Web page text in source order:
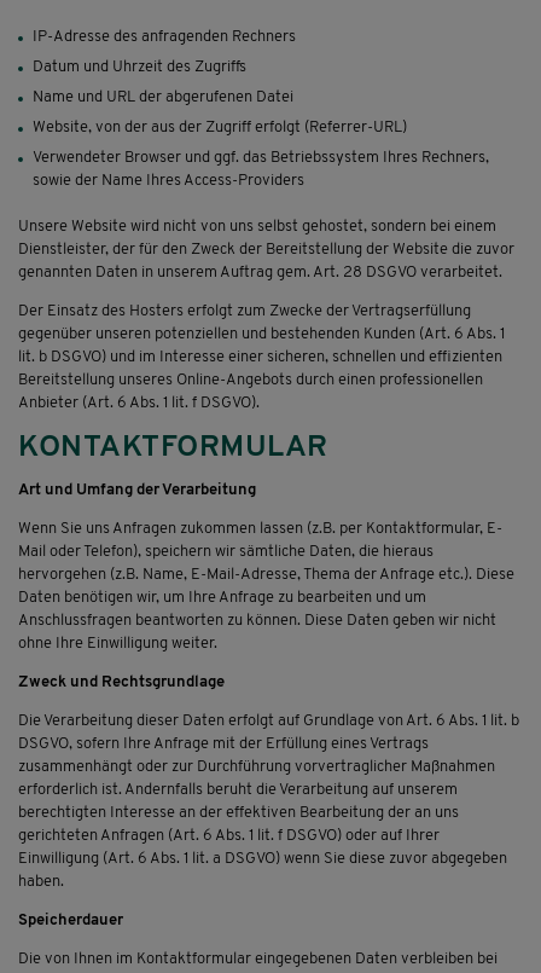
IP-Adresse des anfragenden Rechners
Datum und Uhrzeit des Zugriffs
Name und URL der abgerufenen Datei
Website, von der aus der Zugriff erfolgt (Referrer-URL)
Verwendeter Browser und ggf. das Betriebssystem Ihres Rechners,
sowie der Name Ihres Access-Providers
Unsere Website wird nicht von uns selbst gehostet, sondern bei einem
Dienstleister, der für den Zweck der Bereitstellung der Website die zuvor
genannten Daten in unserem Auftrag gem. Art. 28 DSGVO verarbeitet.
Der Einsatz des Hosters erfolgt zum Zwecke der Vertragserfüllung
gegenüber unseren potenziellen und bestehenden Kunden (Art. 6 Abs. 1
lit. b DSGVO) und im Interesse einer sicheren, schnellen und effizienten
Bereitstellung unseres Online-Angebots durch einen professionellen
Anbieter (Art. 6 Abs. 1 lit. f DSGVO).
KONTAKTFORMULAR
Art und Umfang der Verarbeitung
Wenn Sie uns Anfragen zukommen lassen (z.B. per Kontaktformular, E-
Mail oder Telefon), speichern wir sämtliche Daten, die hieraus
hervorgehen (z.B. Name, E-Mail-Adresse, Thema der Anfrage etc.). Diese
Daten benötigen wir, um Ihre Anfrage zu bearbeiten und um
Anschlussfragen beantworten zu können. Diese Daten geben wir nicht
ohne Ihre Einwilligung weiter.
Zweck und Rechtsgrundlage
Die Verarbeitung dieser Daten erfolgt auf Grundlage von Art. 6 Abs. 1 lit. b
DSGVO, sofern Ihre Anfrage mit der Erfüllung eines Vertrags
zusammenhängt oder zur Durchführung vorvertraglicher Maßnahmen
erforderlich ist. Andernfalls beruht die Verarbeitung auf unserem
berechtigten Interesse an der effektiven Bearbeitung der an uns
gerichteten Anfragen (Art. 6 Abs. 1 lit. f DSGVO) oder auf Ihrer
Einwilligung (Art. 6 Abs. 1 lit. a DSGVO) wenn Sie diese zuvor abgegeben
haben.
Speicherdauer
Die von Ihnen im Kontaktformular eingegebenen Daten verbleiben bei